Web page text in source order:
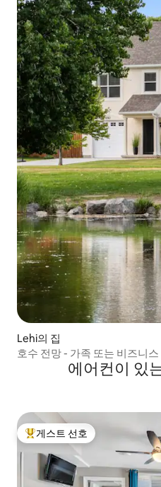
Lehi의 집
호수 전망 - 가족 또는 비즈니스
에어컨이 있
상위 게스트 선호
게스트 선호